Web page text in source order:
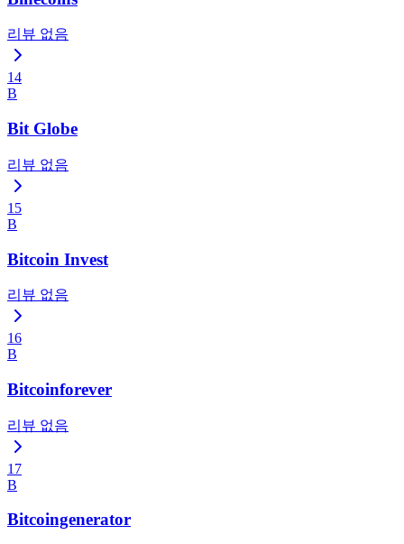
리뷰 없음
14
B
Bit Globe
리뷰 없음
15
B
Bitcoin Invest
리뷰 없음
16
B
Bitcoinforever
리뷰 없음
17
B
Bitcoingenerator